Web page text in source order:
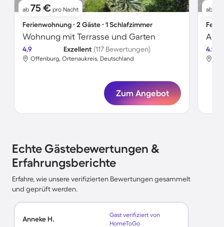
ab 75 € pro Nacht
Ferienwohnung ∙ 2 Gäste ∙ 1 Schlafzimmer
Wohnung mit Terrasse und Garten
4.9 Exzellent (117 Bewertungen)
Offenburg, Ortenaukreis, Deutschland
Zum Angebot
ab
4.9
Echte Gästebewertungen &
Erfahrungsberichte
Erfahre, wie unsere verifizierten Bewertungen gesammelt
und geprüft werden.
Anneke H.
Gast verifiziert von
HomeToGo